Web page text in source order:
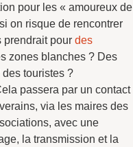
pour les « amoureux de
on risque de rencontrer
prendrait pour des
zones blanches ? Des
touristes ?
passera par un contact
via les maires des
avec une
la transmission et la